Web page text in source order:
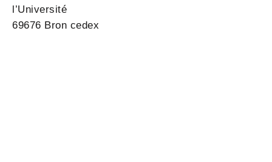
l’Université
69676 Bron cedex